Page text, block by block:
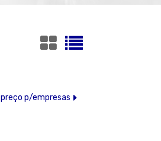
preço p/empresas